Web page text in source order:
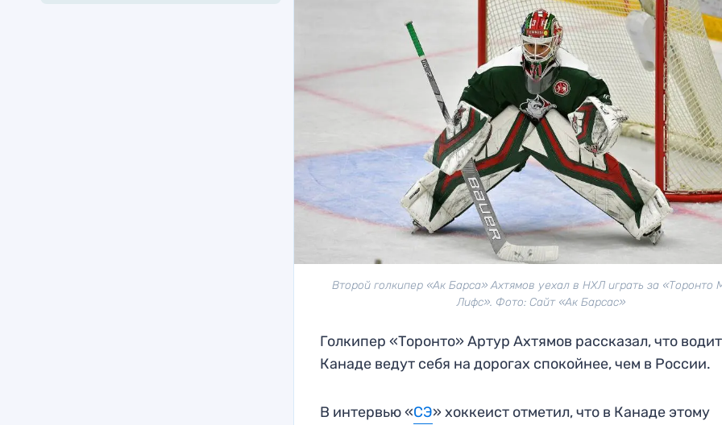
Второй голкипер «Ак Барса» Ахтямов уехал в НХЛ играть за «Торонто
Лифс». Фото: Сайт «Ак Барсас»
Голкипер «Торонто» Артур Ахтямов рассказал, что
Канаде ведут себя на дорогах спокойнее, чем в России.
В интервью «СЭ» хоккеист отметил, что в Канаде этому